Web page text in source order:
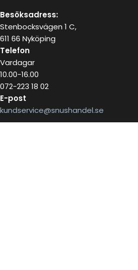
Besöksadress:
Stenbocksvägen 1 C,
611 66 Nyköping
Telefon
Vardagar
10.00-16.00
072-223 18 02
E-post
kundservice@snushandel.se